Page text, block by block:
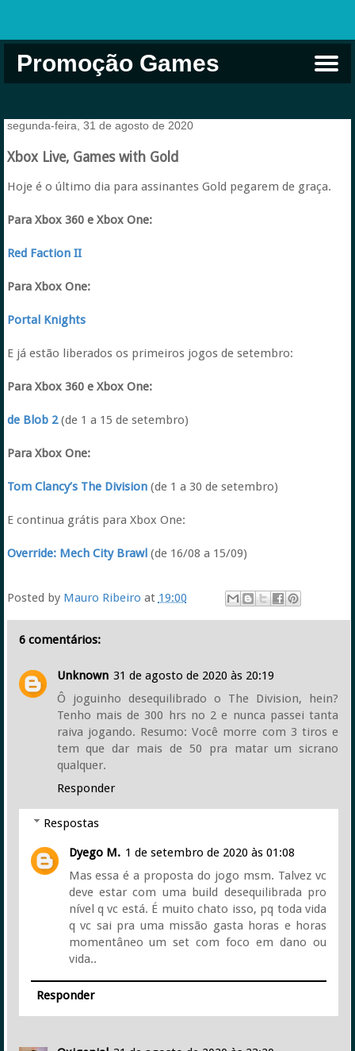
Promoção Games
segunda-feira, 31 de agosto de 2020
Xbox Live, Games with Gold
Hoje é o último dia para assinantes Gold pegarem de graça.
Para Xbox 360 e Xbox One:
Red Faction II
Para Xbox One:
Portal Knights
E já estão liberados os primeiros jogos de setembro:
Para Xbox 360 e Xbox One:
de Blob 2(de 1 a 15 de setembro)
Para Xbox One:
Tom Clancy’s The Division(de 1 a 30 de setembro)
E continua grátis para Xbox One:
Override: Mech City Brawl (de 16/08 a 15/09)
Posted by Mauro Ribeiro at 19:00
6 comentários:
Unknown 31 de agosto de 2020 às 20:19
Ô joguinho desequilibrado o The Division, hein?
Tenho mais de 300 hrs no 2 e nunca passei tanta
raiva jogando. Resumo: Você morre com 3 tiros e
tem que dar mais de 50 pra matar um sicrano
qualquer.
Responder
Respostas
Dyego M. 1 de setembro de 2020 às 01:08
Mas essa é a proposta do jogo msm. Talvez vc
deve estar com uma build desequilibrada pro
nível q vc está. É muito chato isso, pq toda vida
q vc sai pra uma missão gasta horas e horas
momentâneo um set com foco em dano ou
vida..
Responder